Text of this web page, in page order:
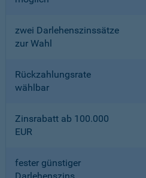
zwei Darlehenszinssätze
zur Wahl
Rückzahlungsrate
wählbar
Zinsrabatt ab 100.000
EUR
fester günstiger